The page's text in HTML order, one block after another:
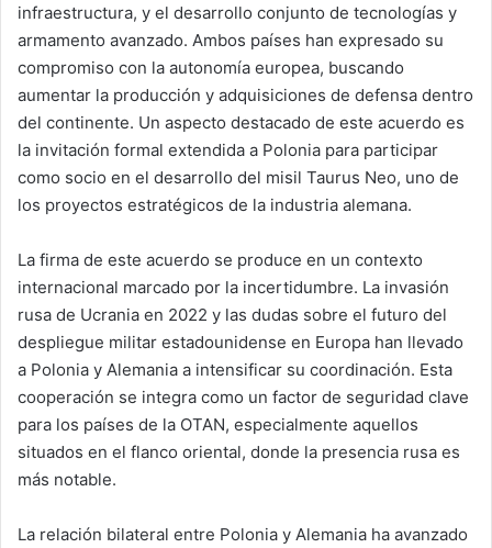
infraestructura, y el desarrollo conjunto de tecnologías y
armamento avanzado. Ambos países han expresado su
compromiso con la autonomía europea, buscando
aumentar la producción y adquisiciones de defensa dentro
del continente. Un aspecto destacado de este acuerdo es
la invitación formal extendida a Polonia para participar
como socio en el desarrollo del misil Taurus Neo, uno de
los proyectos estratégicos de la industria alemana.
La firma de este acuerdo se produce en un contexto
internacional marcado por la incertidumbre. La invasión
rusa de Ucrania en 2022 y las dudas sobre el futuro del
despliegue militar estadounidense en Europa han llevado
a Polonia y Alemania a intensificar su coordinación. Esta
cooperación se integra como un factor de seguridad clave
para los países de la OTAN, especialmente aquellos
situados en el flanco oriental, donde la presencia rusa es
más notable.
La relación bilateral entre Polonia y Alemania ha avanzado